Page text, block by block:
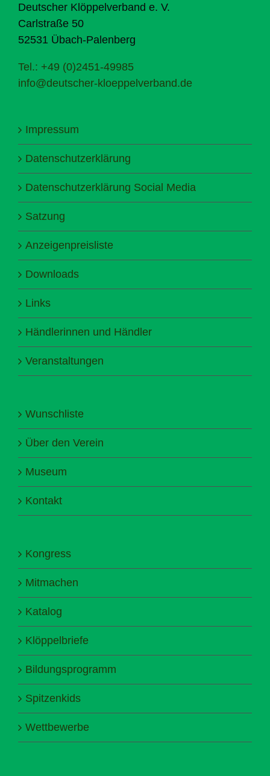
Deutscher Klöppelverband e. V.
Carlstraße 50
52531 Übach-Palenberg
Tel.: +49 (0)2451-49985
info@deutscher-kloeppelverband.de
Impressum
Datenschutzerklärung
Datenschutzerklärung Social Media
Satzung
Anzeigenpreisliste
Downloads
Links
Händlerinnen und Händler
Veranstaltungen
Wunschliste
Über den Verein
Museum
Kontakt
Kongress
Mitmachen
Katalog
Klöppelbriefe
Bildungsprogramm
Spitzenkids
Wettbewerbe